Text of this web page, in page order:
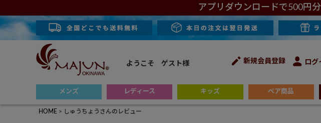
アプリダウンロードで500円
ようこそ ゲスト様 新規会員登録 ログ
メンズ レディース キッズ ペア商品
HOME しゅうちょうさんのレビュー